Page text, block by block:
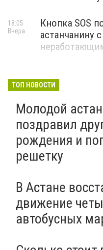
Кнопка SOS
астанчанину с
18:05
Вчера
ТОП НОВОСТИ
Молодой
поздравил
рождения и
решетку
В Астане
движение
автобусных